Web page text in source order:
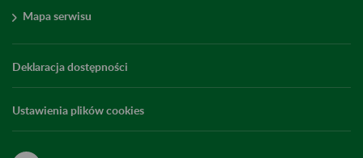
Mapa serwisu
Deklaracja dostępności
Ustawienia plików cookies